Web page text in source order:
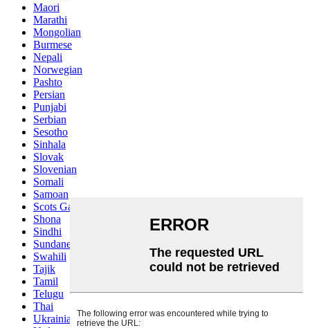
Maori
Marathi
Mongolian
Burmese
Nepali
Norwegian
Pashto
Persian
Punjabi
Serbian
Sesotho
Sinhala
Slovak
Slovenian
Somali
Samoan
Scots Gaelic
Shona
Sindhi
Sundanese
Swahili
Tajik
Tamil
Telugu
Thai
Ukrainian